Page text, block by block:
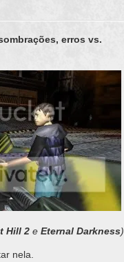
erros vs.
Hill 2e Eternal Darkness)
nela.